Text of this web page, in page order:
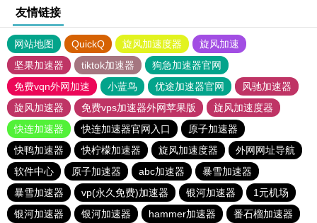
友情链接
网站地图 QuickQ 旋风加速度器
旋风加速
坚果加速器
tiktok加速器
狗急加速器官网
免费vqn外网加速
小蓝鸟 优途加速器官网
风驰加速器
旋风加速器
免费vps加速器外网苹果版
旋风加速度器
快连加速器
快连加速器官网入口
原子加速器
快鸭加速器
快柠檬加速器 旋风加速度器
外网网址导航
软件中心
原子加速器 abc加速器
暴雪加速器
暴雪加速器
vp(永久免费)加速器 银河加速器
1元机场
银河加速器
银河加速器 hammer加速器
番石榴加速器